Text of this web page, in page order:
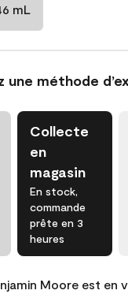
mL
une méthode
Collecte
en
magasin
En stock,
commande
prête en 3
heures
Moore est en